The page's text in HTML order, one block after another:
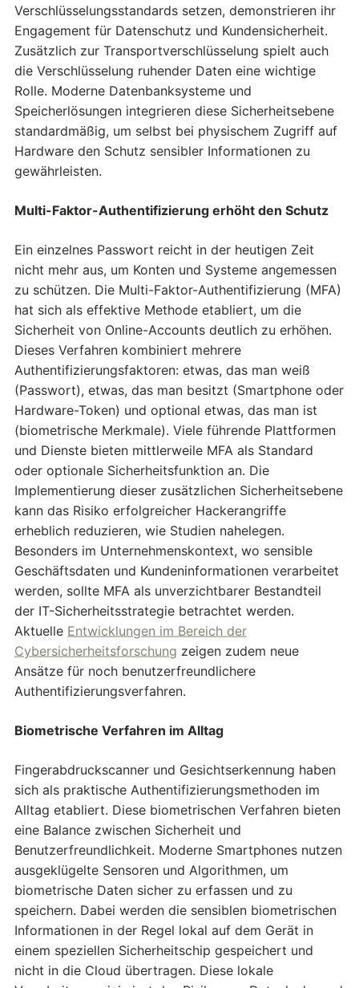
Verschlüsselungsstandards setzen, demonstrieren ihr
Engagement für Datenschutz und Kundensicherheit.
Zusätzlich zur Transportverschlüsselung spielt auch
die Verschlüsselung ruhender Daten eine wichtige
Rolle. Moderne Datenbanksysteme und
Speicherlösungen integrieren diese Sicherheitsebene
standardmäßig, um selbst bei physischem Zugriff auf
Hardware den Schutz sensibler Informationen zu
gewährleisten.
Multi-Faktor-Authentifizierung erhöht den Schutz
Ein einzelnes Passwort reicht in der heutigen Zeit
nicht mehr aus, um Konten und Systeme angemessen
zu schützen. Die Multi-Faktor-Authentifizierung (MFA)
hat sich als effektive Methode etabliert, um die
Sicherheit von Online-Accounts deutlich zu erhöhen.
Dieses Verfahren kombiniert mehrere
Authentifizierungsfaktoren: etwas, das man weiß
(Passwort), etwas, das man besitzt (Smartphone oder
Hardware-Token) und optional etwas, das man ist
(biometrische Merkmale). Viele führende Plattformen
und Dienste bieten mittlerweile MFA als Standard
oder optionale Sicherheitsfunktion an. Die
Implementierung dieser zusätzlichen Sicherheitsebene
kann das Risiko erfolgreicher Hackerangriffe
erheblich reduzieren, wie Studien nahelegen.
Besonders im Unternehmenskontext, wo sensible
Geschäftsdaten und Kundeninformationen verarbeitet
werden, sollte MFA als unverzichtbarer Bestandteil
der IT-Sicherheitsstrategie betrachtet werden.
Aktuelle Entwicklungen im Bereich der
Cybersicherheitsforschung zeigen zudem neue
Ansätze für noch benutzerfreundlichere
Authentifizierungsverfahren.
Biometrische Verfahren im Alltag
Fingerabdruckscanner und Gesichtserkennung haben
sich als praktische Authentifizierungsmethoden im
Alltag etabliert. Diese biometrischen Verfahren bieten
eine Balance zwischen Sicherheit und
Benutzerfreundlichkeit. Moderne Smartphones nutzen
ausgeklügelte Sensoren und Algorithmen, um
biometrische Daten sicher zu erfassen und zu
speichern. Dabei werden die sensiblen biometrischen
Informationen in der Regel lokal auf dem Gerät in
einem speziellen Sicherheitschip gespeichert und
nicht in die Cloud übertragen. Diese lokale